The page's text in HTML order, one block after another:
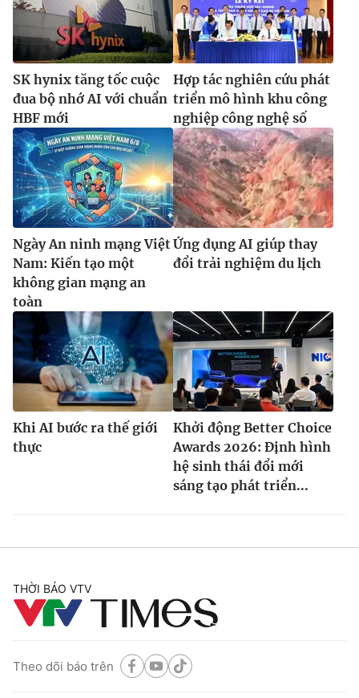
SK hynix tăng tốc cuộc
đua bộ nhớ AI với chuẩn
HBF mới
Hợp tác nghiên cứu phát
triển mô hình khu công
nghiệp công nghệ số
Ngày An ninh mạng Việt
Nam: Kiến tạo một
không gian mạng an
toàn
Ứng dụng AI giúp thay
đổi trải nghiệm du lịch
Khi AI bước ra thế giới
thực
Khởi động Better Choice
Awards 2026: Định hình
hệ sinh thái đổi mới
sáng tạo phát triển...
THỜI BÁO VTV
Theo dõi báo trên